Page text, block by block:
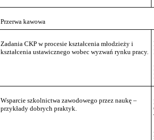
Przerwa kawowa
Zadania CKP w procesie kształcenia młodzieży i
kształcenia ustawicznego wobec wyzwań rynku pracy.
Wsparcie szkolnictwa zawodowego przez naukę –
przykłady dobrych praktyk.